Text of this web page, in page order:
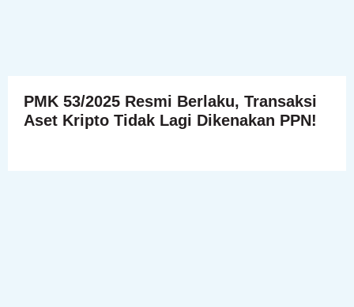
PMK 53/2025 Resmi Berlaku, Transaksi
Aset Kripto Tidak Lagi Dikenakan PPN!